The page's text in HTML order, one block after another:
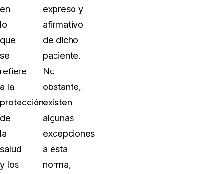
en
lo
que
se
refiere
a la
protección
de
la
salud
y los
expreso y
afirmativo
de dicho
paciente.
No
obstante,
existen
algunas
excepciones
a esta
norma,